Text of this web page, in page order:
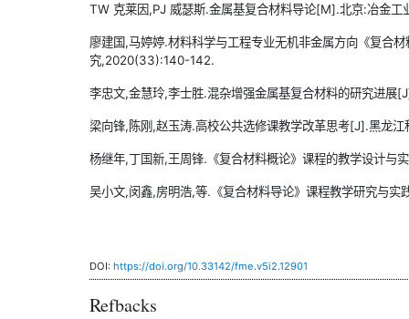
TW 克莱因,PJ 威瑟斯.金属基复合材料导论[M].北京:冶金工
廖建国,马婷婷.材料科学与工程专业无机非金属方向《复合
究,2020(33):140-142.
李忠文,金慧玲,李士胜.混杂增强金属基复合材料的研究进
梁向锋,陈刚,赵玉涛.高校公共选修课教学改革思考[J].黑龙
杨继年,丁国新,王周锋.《复合材料概论》课程的教学设计
吴小文,闵鑫,房明浩,等.《复合材料导论》课程教学研究与
DOI: https://doi.org/10.33142/fme.v5i2.12901
Refbacks